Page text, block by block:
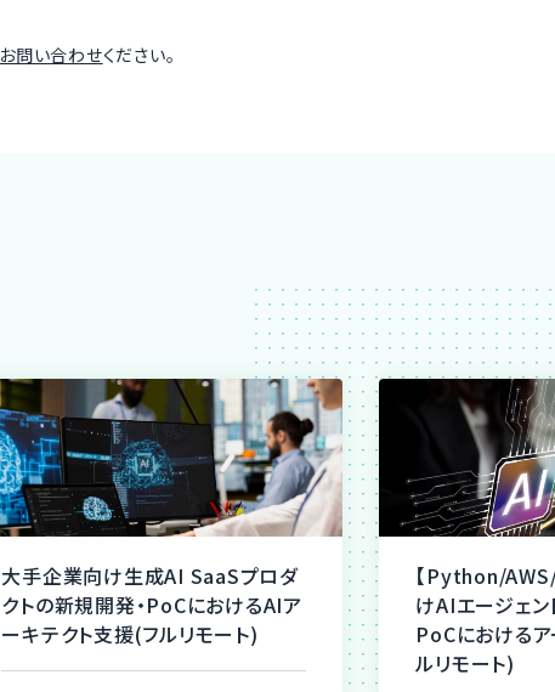
お問い合わせください。
大手企業向け生成AI SaaSプロダ
クトの新規開発・PoCにおけるAIア
ーキテクト支援(フルリモート)
【Python/
けAIエージェ
PoCにおける
ルリモート)